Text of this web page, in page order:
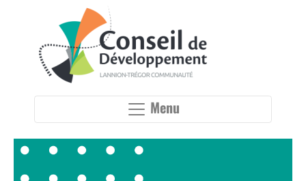
Menu
Panneau de gestion des cookies